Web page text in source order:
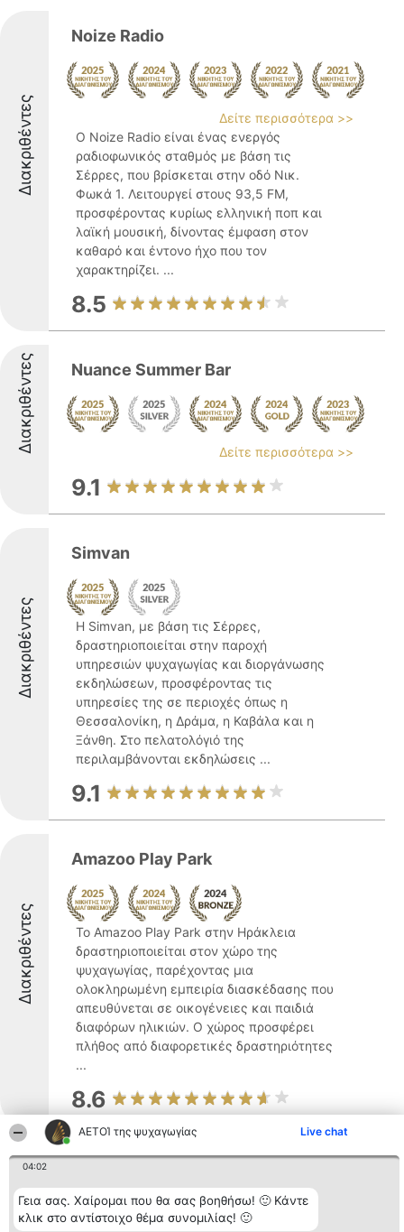
ΑΕΤΟΊ της ψυχαγωγίας Live chat
04:02
Γεια σας. Χαίρομαι που θα σας βοηθήσω! 🙂 Κάντε
κλικ στο αντίστοιχο θέμα συνομιλίας! 🙂
Διακριθέντες
Noize Radio
Δείτε περισσότερα >>
Ο Noize Radio είναι ένας ενεργός
ραδιοφωνικός σταθμός με βάση τις
Σέρρες, που βρίσκεται στην οδό Νικ.
Φωκά 1. Λειτουργεί στους 93,5 FM,
προσφέροντας κυρίως ελληνική ποπ και
λαϊκή μουσική, δίνοντας έμφαση στον
καθαρό και έντονο ήχο που τον
χαρακτηρίζει. ...
8.5
Διακριθέντες Nuance Summer Bar
Δείτε περισσότερα >>
9.1
Διακριθέντες
Simvan
Η Simvan, με βάση τις Σέρρες,
δραστηριοποιείται στην παροχή
υπηρεσιών ψυχαγωγίας και διοργάνωσης
εκδηλώσεων, προσφέροντας τις
υπηρεσίες της σε περιοχές όπως η
Θεσσαλονίκη, η Δράμα, η Καβάλα και η
Ξάνθη. Στο πελατολόγιό της
περιλαμβάνονται εκδηλώσεις ...
9.1
Διακριθέντες
Amazoo Play Park
Το Amazoo Play Park στην Ηράκλεια
δραστηριοποιείται στον χώρο της
ψυχαγωγίας, παρέχοντας μια
ολοκληρωμένη εμπειρία διασκέδασης που
απευθύνεται σε οικογένειες και παιδιά
διαφόρων ηλικιών. Ο χώρος προσφέρει
πλήθος από διαφορετικές δραστηριότητες
...
8.6
Priveclub Skotoussa